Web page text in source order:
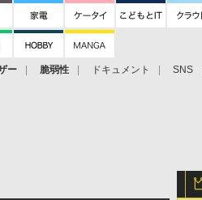
ー 脆弱性 ドキュメント SNS